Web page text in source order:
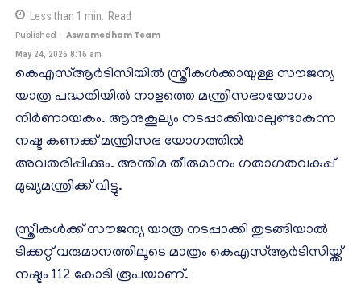
Less than 1 min. Read
Published : Aswamedham Team
May 24, 2026 8:16 am
കെഎസ്ആർടിസിയിൽ സ്ത്രീകൾക്കായുള്ള സൗജന്യ
യാത്ര പദ്ധതിയിൽ നാളത്തെ മന്ത്രിസഭായോഗം
നിർണായകം. ആനുകൂല്യം നടപ്പാക്കിയാലുണ്ടാകുന്ന
നഷ്ട കണക്ക് മന്ത്രിസഭ യോഗത്തിൽ
അവതരിപ്പിക്കും. അന്തിമ തീരുമാനം ഗതാഗതവകുപ്പ്
മുഖ്യമന്ത്രിക്ക് വിട്ടു.
സ്ത്രീകൾക്ക് സൗജന്യ യാത്ര നടപ്പാക്കി തുടങ്ങിയാൽ
ടിക്കറ്റ് വരുമാനത്തിലൂടെ മാത്രം കെഎസ്ആർടിസിയ്ക്ക്
നഷ്ടം 112 കോടി രൂപയാണ്.